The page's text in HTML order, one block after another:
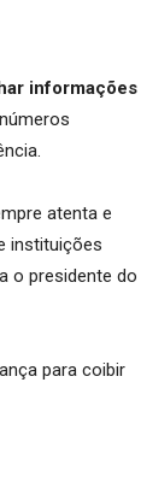
informações
atenta e
instituições
o presidente do
para coibir